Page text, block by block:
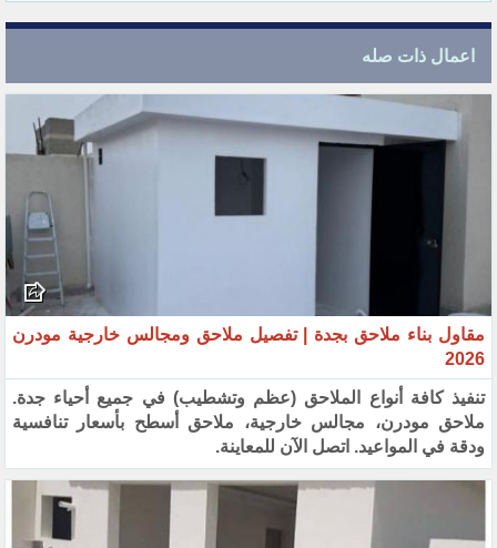
اعمال ذات صله
مقاول بناء ملاحق بجدة | تفصيل ملاحق ومجالس خارجية مودرن
2026
تنفيذ كافة أنواع الملاحق (عظم وتشطيب) في جميع أحياء جدة.
ملاحق مودرن، مجالس خارجية، ملاحق أسطح بأسعار تنافسية
ودقة في المواعيد. اتصل الآن للمعاينة.